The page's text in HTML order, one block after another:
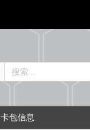
卡包信息